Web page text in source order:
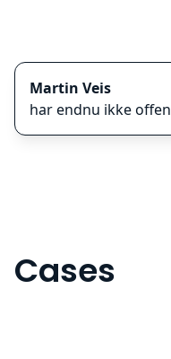
Martin Veis
har endnu ikke
Cases